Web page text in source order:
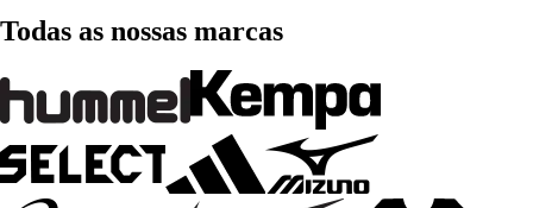
Todas as nossas marcas